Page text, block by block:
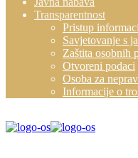
Transparentnost
Pristup
Savjetovanje s
Zaštita osobnih
Otvoreni podaci
Osoba za
Informacije o